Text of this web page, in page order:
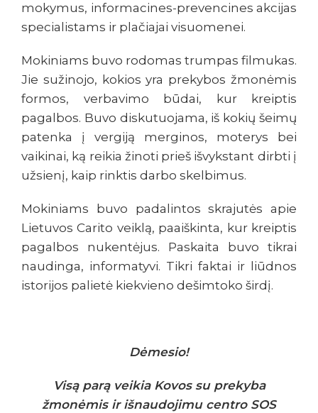
mokymus, informacines-prevencines akcijas
specialistams ir plačiajai visuomenei.
Mokiniams buvo rodomas trumpas filmukas.
Jie sužinojo, kokios yra prekybos žmonėmis
formos, verbavimo būdai, kur kreiptis
pagalbos. Buvo diskutuojama, iš kokių šeimų
patenka į vergiją merginos, moterys bei
vaikinai, ką reikia žinoti prieš išvykstant dirbti į
užsienį, kaip rinktis darbo skelbimus.
Mokiniams buvo padalintos skrajutės apie
Lietuvos Carito veiklą, paaiškinta, kur kreiptis
pagalbos nukentėjus. Paskaita buvo tikrai
naudinga, informatyvi. Tikri faktai ir liūdnos
istorijos palietė kiekvieno dešimtoko širdį.
Dėmesio!
Visą parą veikia Kovos su prekyba
žmonėmis ir išnaudojimu centro SOS